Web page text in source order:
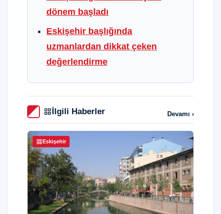
dönem başladı
Eskişehir başlığında
uzmanlardan dikkat çeken
değerlendirme
İlgili Haberler Devamı ›
Eskişehir